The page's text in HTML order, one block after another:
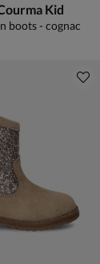
Kid
boots - cognac